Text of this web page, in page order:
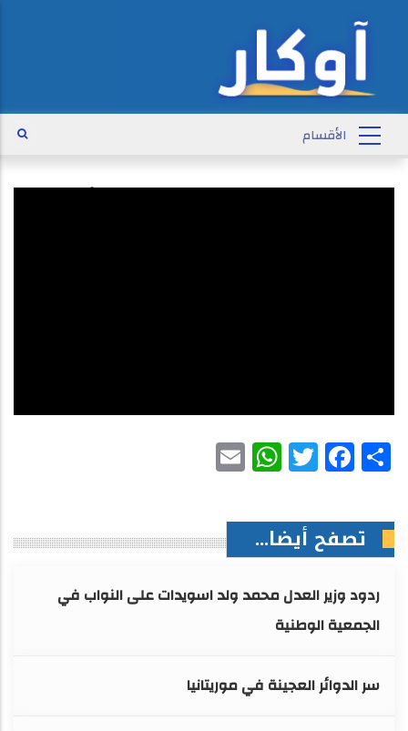
في الطريق إلى مدينة ولاته الأثرية
Share
Facebook
Twitter
WhatsApp
تصفح أيضا...
ردود وزير العدل محمد ولد اسويدات على النواب في
الجمعية الوطنية
سر الدوائر العجينة في موريتانيا